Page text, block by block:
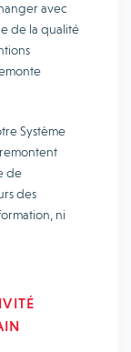
avec
de la qualité
Système
de
des
ni